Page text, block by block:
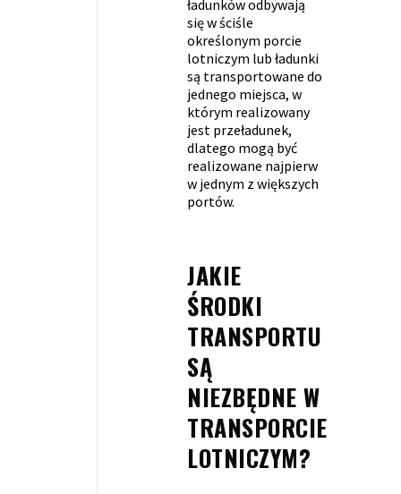
ładunków odbywają
się w ściśle
określonym porcie
lotniczym lub ładunki
są transportowane do
jednego miejsca, w
którym realizowany
jest przeładunek,
dlatego mogą być
realizowane najpierw
w jednym z większych
portów.
JAKIE
ŚRODKI
TRANSPORTU
SĄ
NIEZBĘDNE W
TRANSPORCIE
LOTNICZYM?